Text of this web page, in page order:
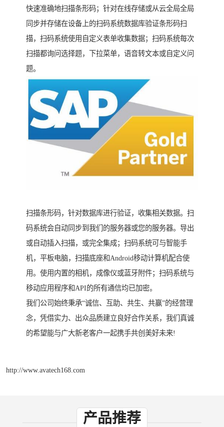
快速准确地扫描条形码；针对在线存储或从云全局全局
同步并存储在设备上的扫码系统数据库验证条形码扫
描，扫码系统使用自定义表单收集数据；扫码系统每次
扫描都询问选择题，下拉菜单，语音转文本或自定义问
题。
扫描条形码，针对数据库进行验证，收集相关数据。扫
码系统会自动同步到我们的服务器或您的服务器。导出
或自动插入扫描，或完全集成；扫码系统可与智能手
机，平板电脑，扫描底座和Android移动计算机配合使
用。使用内置的相机，成像仪或蓝牙附件；扫码系统与
移动应用程序和API的所有通信均已加密。
我们公司始终秉承“诚信、互助、共生、共赢”的经营理
念，凭借实力、出众品质建立良好合作关系，我们真诚
的希望能与广大新老客户一起携手共创美好未来!
http://www.avatech168.com
产品推荐